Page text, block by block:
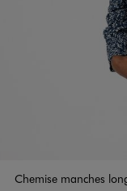
Chemise manches